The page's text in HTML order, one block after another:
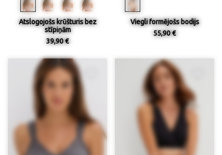
Atslogojošs krūšturis bez
stīpiņām
39,90 €
Viegli formējošs bodijs
55,90 €